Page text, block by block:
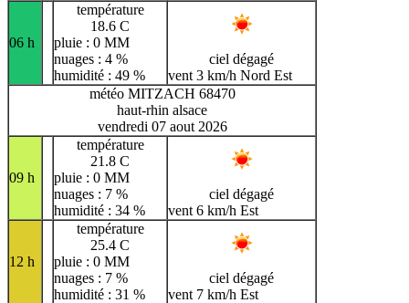
06 h
température
18.6 C
pluie : 0 MM
nuages : 4 %
humidité : 49 %
ciel dégagé
vent 3 km/h Nord Est
météo MITZACH 68470
haut-rhin alsace
vendredi 07 aout 2026
09 h
température
21.8 C
pluie : 0 MM
nuages : 7 %
humidité : 34 %
ciel dégagé
vent 6 km/h Est
12 h
température
25.4 C
pluie : 0 MM
nuages : 7 %
humidité : 31 %
ciel dégagé
vent 7 km/h Est